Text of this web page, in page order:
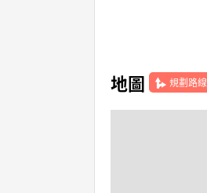
地圖 規劃路線